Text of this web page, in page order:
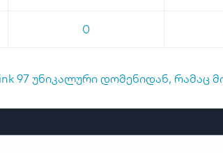
0
97 უნიკალური დომენიდან, რამაც